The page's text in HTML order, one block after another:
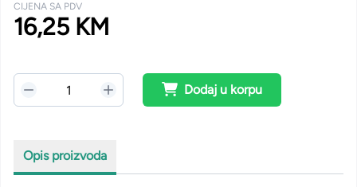
CIJENA SA PDV
16,25 KM
Dodaj u korpu
Opis proizvoda